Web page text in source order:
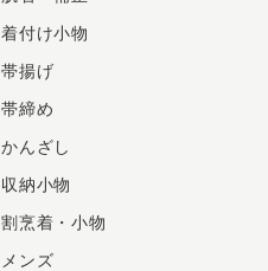
着付け小物
帯揚げ
帯締め
かんざし
収納小物
割烹着・小物
メンズ